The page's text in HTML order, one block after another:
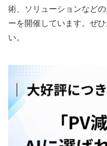
術、ソリューションなど
ーを開催しています。ぜ
い。